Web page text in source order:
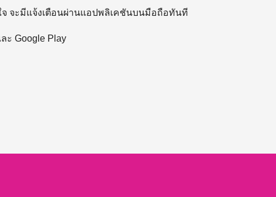
จะมีแจ้งเตือนผ่านแอปพลิเคชันบนมือถือทันที
ะ Google Play